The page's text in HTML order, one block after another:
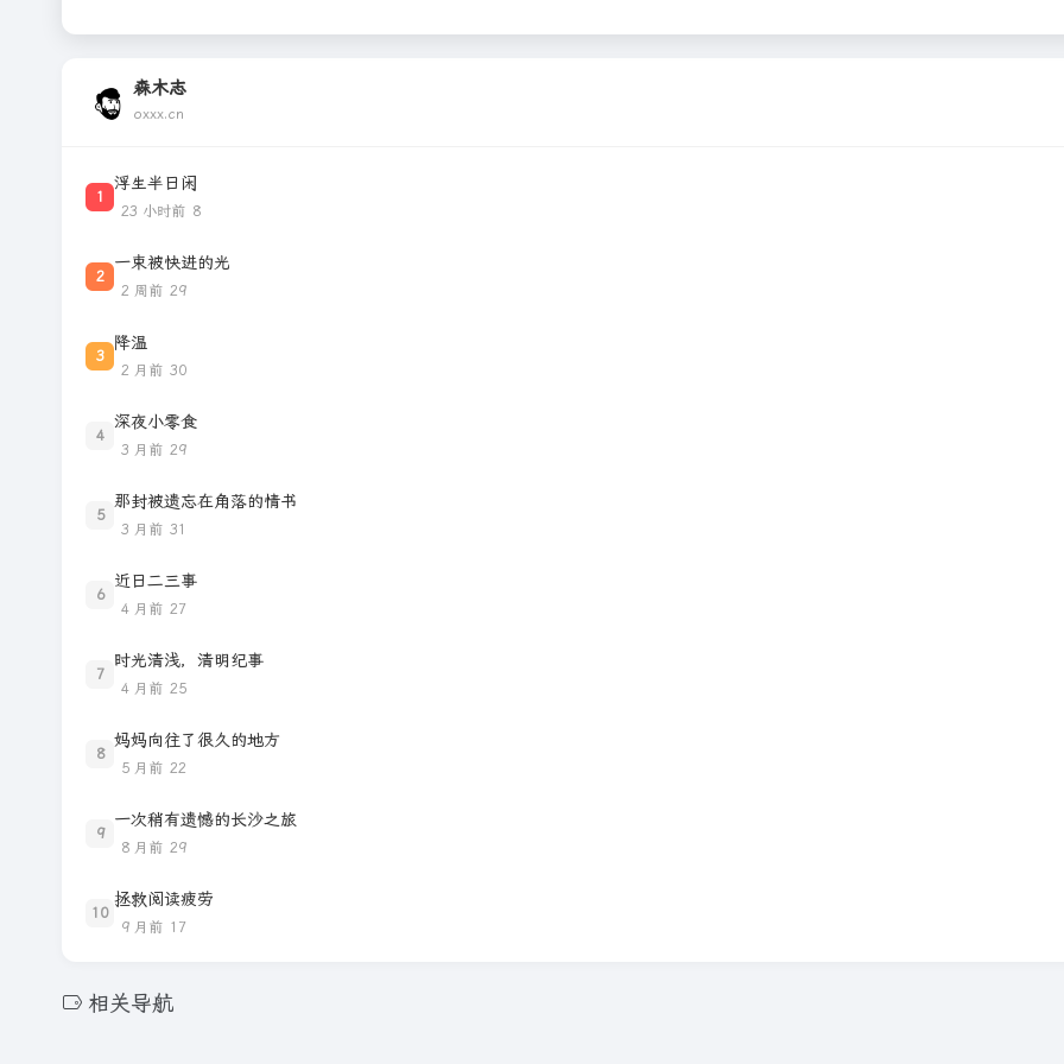
森木志
oxxx.cn
1
浮生半日闲
23 小时前 8
2
一束被快进的光
2 周前 29
3
降温
2 月前 30
4
深夜小零食
3 月前 29
5
那封被遗忘在角落的情书
3 月前 31
6
近日二三事
4 月前 27
7
时光清浅，清明纪事
4 月前 25
8
妈妈向往了很久的地方
5 月前 22
9
一次稍有遗憾的长沙之旅
8 月前 29
10
拯救阅读疲劳
9 月前 17
相关导航